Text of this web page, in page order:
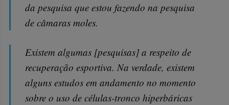
da pesquisa que estou fazendo na pesquisa
de câmaras moles.
Existem algumas [pesquisas] a respeito de
recuperação esportiva. Na verdade, existem
alguns estudos em andamento no momento
sobre o uso de células-tronco hiperbáricas